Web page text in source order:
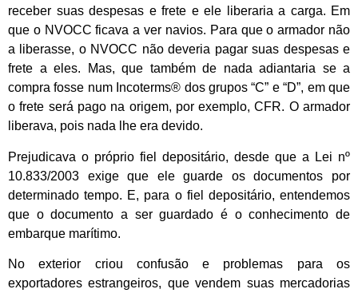
receber suas despesas e frete e ele liberaria a carga. Em
que o NVOCC ficava a ver navios. Para que o armador não
a liberasse, o NVOCC não deveria pagar suas despesas e
frete a eles. Mas, que também de nada adiantaria se a
compra fosse num Incoterms® dos grupos “C” e “D”, em que
o frete será pago na origem, por exemplo, CFR. O armador
liberava, pois nada lhe era devido.
Prejudicava o próprio fiel depositário, desde que a Lei nº
10.833/2003 exige que ele guarde os documentos por
determinado tempo. E, para o fiel depositário, entendemos
que o documento a ser guardado é o conhecimento de
embarque marítimo.
No exterior criou confusão e problemas para os
exportadores estrangeiros, que vendem suas mercadorias